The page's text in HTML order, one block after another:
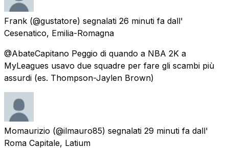
Frank (@gustatore) segnalati 26 minuti fa dall'
Cesenatico, Emilia-Romagna
@AbateCapitano Peggio di quando a NBA 2K a
MyLeagues usavo due squadre per fare gli scambi più
assurdi (es. Thompson-Jaylen Brown)
Momaurizio (@ilmauro85) segnalati 29 minuti fa dall'
Roma Capitale, Latium